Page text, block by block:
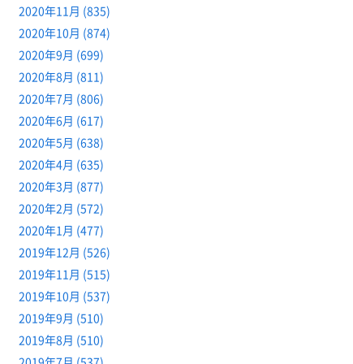
2020年11月 (835)
2020年10月 (874)
2020年9月 (699)
2020年8月 (811)
2020年7月 (806)
2020年6月 (617)
2020年5月 (638)
2020年4月 (635)
2020年3月 (877)
2020年2月 (572)
2020年1月 (477)
2019年12月 (526)
2019年11月 (515)
2019年10月 (537)
2019年9月 (510)
2019年8月 (510)